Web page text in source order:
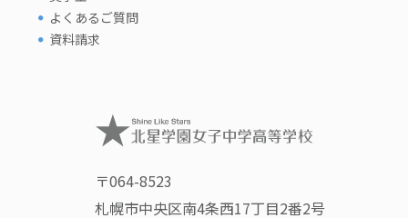
よくあるご質問
資料請求
〒064-8523
札幌市中央区南4条西17丁目2番2号